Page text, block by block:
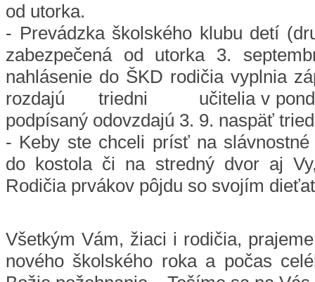
od utorka.
- Prevádzka školského klubu detí
zabezpečená od utorka 3.
nahlásenie do ŠKD rodičia vyplnia
rozdajú triedni učitelia v
podpísaný odovzdajú 3. 9. naspäť
- Keby ste chceli prísť na
do kostola či na stredný dvor aj
Rodičia prvákov pôjdu so svojím
Všetkým Vám, žiaci i rodičia,
nového školského roka a počas